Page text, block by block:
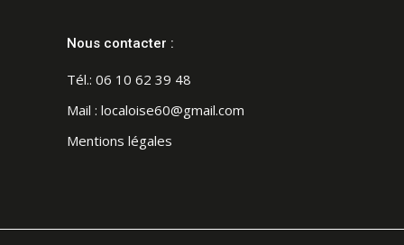
Nous contacter :
Tél.: 06 10 62 39 48
Mail : localoise60@gmail.com
Mentions légales